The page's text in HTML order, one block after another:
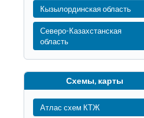
Кызылординская область
Северо-Казахстанская
область
Схемы, карты
Атлас схем КТЖ